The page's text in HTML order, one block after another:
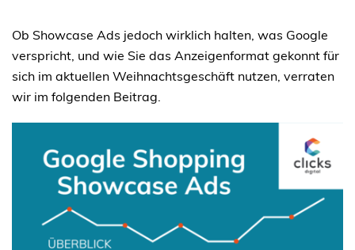
Ob Showcase Ads jedoch wirklich halten, was Google
verspricht, und wie Sie das Anzeigenformat gekonnt für
sich im aktuellen Weihnachtsgeschäft nutzen, verraten
wir im folgenden Beitrag.